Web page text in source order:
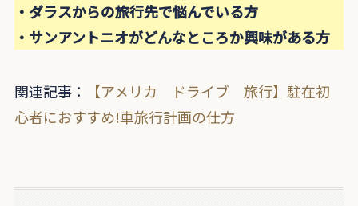
・ダラスからの旅行先で悩んでいる方
・サンアントニオがどんなところか興味がある方
関連記事：
【アメリカ ドライブ 旅行】駐在初
心者におすすめ!車旅行計画の仕方